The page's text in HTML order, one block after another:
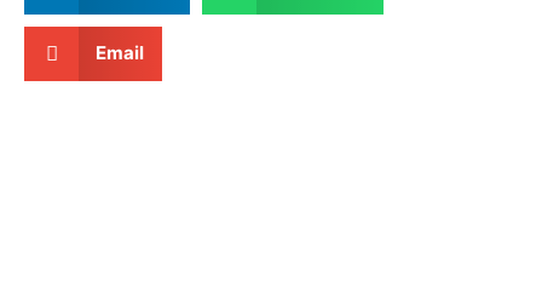
Email